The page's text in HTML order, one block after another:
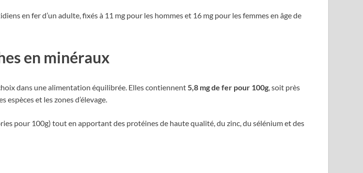
en fer d’un adulte, fixés à 11 mg pour les hommes et 16 mg pour les femmes en âge de
en minéraux
dans une alimentation équilibrée. Elles contiennent5,8 mg de fer pour 100g, soit près
et les zones d’élevage.
pour 100g) tout en apportant des protéines de haute qualité, du zinc, du sélénium et des